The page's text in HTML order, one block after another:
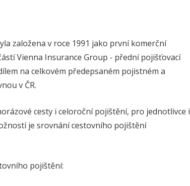
založena v roce 1991 jako první komerční
Vienna Insurance Group - přední pojišťovací
na celkovém předepsaném pojistném a
v ČR.
cesty i celoroční pojištění, pro jednotlivce i
je srovnání cestovního pojištění
pojištění: